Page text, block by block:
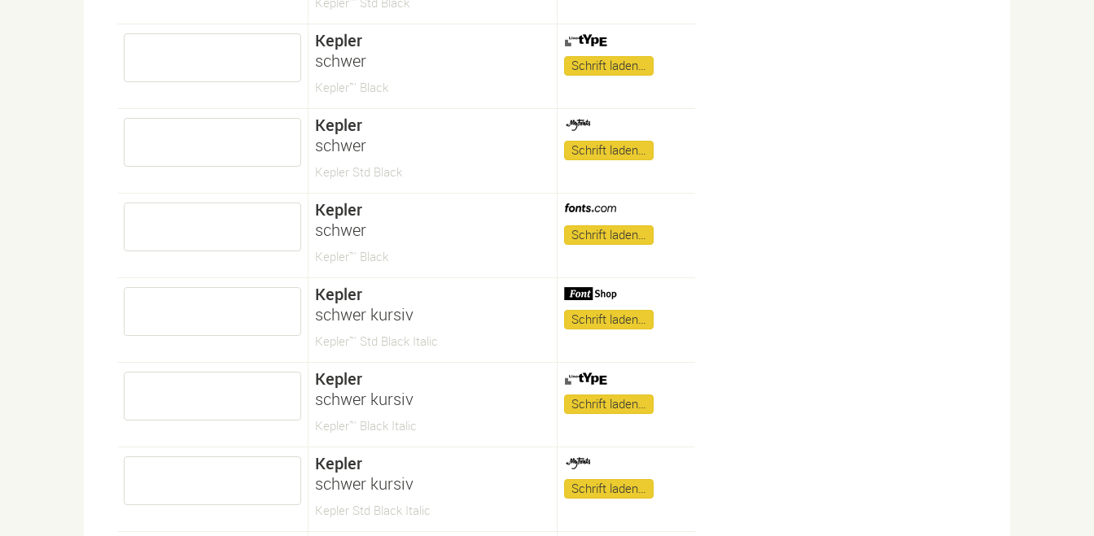
Kepler
schwer
Kepler™ Black
Schrift laden…
Kepler
schwer
Kepler Std Black
Schrift laden…
Kepler
schwer
Kepler™ Black
Schrift laden…
Kepler
schwer kursiv
Kepler™ Std Black Italic
Schrift laden…
Kepler
schwer kursiv
Kepler™ Black Italic
Schrift laden…
Kepler
schwer kursiv
Kepler Std Black Italic
Schrift laden…